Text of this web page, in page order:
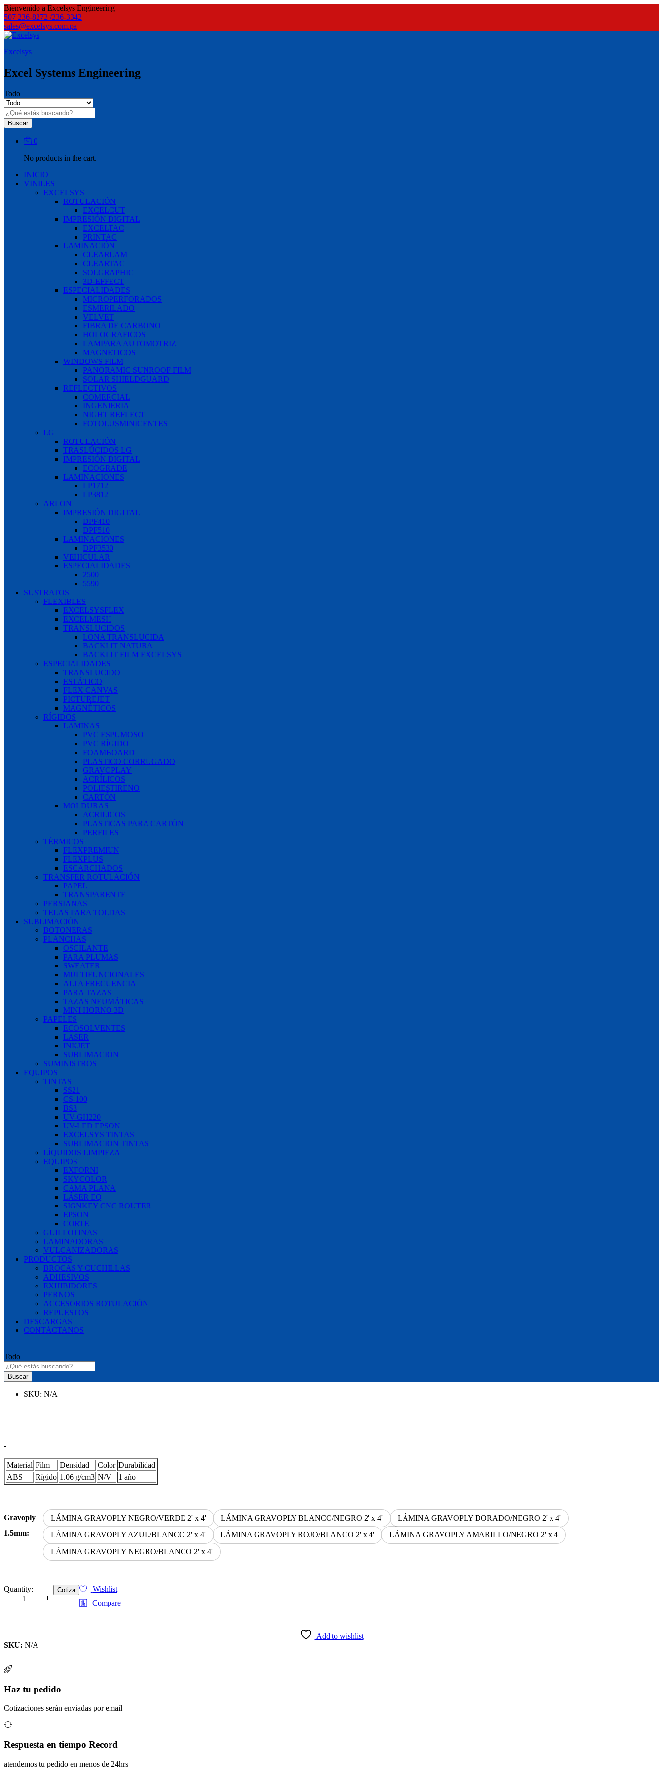
Bienvenido a Excelsys Engineering
507 236-8272 /236-3342
sales@excelsys.com.pa
Excelsys
Excel Systems Engineering
Todo
Buscar
0
No products in the cart.
INICIO
VINILES
EXCELSYS
ROTULACIÓN
EXCELCUT
IMPRESIÓN DIGITAL
EXCELTAC
PRINTAC
LAMINACIÓN
CLEARLAM
CLEARTAC
SOLGRAPHIC
3D-EFFECT
ESPECIALIDADES
MICROPERFORADOS
ESMERILADO
VELVET
FIBRA DE CARBONO
HOLOGRAFICOS
LAMPARA AUTOMOTRIZ
MAGNETICOS
WINDOWS FILM
PANORAMIC SUNROOF FILM
SOLAR SHIELDGUARD
REFLECTIVOS
COMERCIAL
INGENIERIA
NIGHT REFLECT
FOTOLUSMINICENTES
LG
ROTULACIÓN
TRASLÚCIDOS LG
IMPRESIÓN DIGITAL
ECOGRADE
LAMINACIONES
LP1712
LP3812
ARLON
IMPRESIÓN DIGITAL
DPF410
DPF510
LAMINACIONES
DPF3530
VEHICULAR
ESPECIALIDADES
2500
5590
SUSTRATOS
FLEXIBLES
EXCELSYSFLEX
EXCELMESH
TRANSLUCIDOS
LONA TRANSLUCIDA
BACKLIT NATURA
BACKLIT FILM EXCELSYS
ESPECIALIDADES
TRANSLUCIDO
ESTÁTICO
FLEX CANVAS
PICTUREJET
MAGNÉTICOS
RÍGIDOS
LAMINAS
PVC ESPUMOSO
PVC RÍGIDO
FOAMBOARD
PLASTICO CORRUGADO
GRAVOPLAY
ACRÍLICOS
POLIESTIRENO
CARTÓN
MOLDURAS
ACRILICOS
PLASTICAS PARA CARTÓN
PERFILES
TÉRMICOS
FLEXPREMIUN
FLEXPLUS
ESCARCHADOS
TRANSFER ROTULACIÓN
PAPEL
TRANSPARENTE
PERSIANAS
TELAS PARA TOLDAS
SUBLIMACIÓN
BOTONERAS
PLANCHAS
OSCILANTE
PARA PLUMAS
SWEATER
MULTIFUNCIONALES
ALTA FRECUENCIA
PARA TAZAS
TAZAS NEUMÁTICAS
MINI HORNO 3D
PAPELES
ECOSOLVENTES
LASER
INKJET
SUBLIMACIÓN
SUMINISTROS
EQUIPOS
TINTAS
SS21
CS-100
BS3
UV-GH220
UV-LED EPSON
EXCELSYS TINTAS
SUBLIMACIÓN TINTAS
LÍQUIDOS LIMPIEZA
EQUIPOS
EXFORNI
SKYCOLOR
CAMA PLANA
LÁSER EQ
SIGNKEY CNC ROUTER
EPSON
CORTE
GUILLOTINAS
LAMINADORAS
VULCANIZADORAS
PRODUCTOS
BROCAS Y CUCHILLAS
ADHESIVOS
EXHIBIDORES
PERNOS
ACCESORIOS ROTULACIÓN
REPUESTOS
DESCARGAS
CONTÁCTANOS
Todo
Buscar
SKU: N/A
-Rango
precios:
desde
$0.00
Material Film Densidad Color Durabilidad
ABS
Rígido 1.06 g/cm3 N/V 1 año
Gravoply
1.5mm:
LÁMINA GRAVOPLY NEGRO/VERDE 2' x 4' LÁMINA GRAVOPLY BLANCO/NEGRO 2' x 4'
LÁMINA GRAVOPLY DORADO/NEGRO 2' x 4'
LÁMINA GRAVOPLY AZUL/BLANCO 2' x 4'
LÁMINA GRAVOPLY ROJO/BLANCO 2' x 4'
LÁMINA GRAVOPLY AMARILLO/NEGRO 2' x 4
LÁMINA GRAVOPLY NEGRO/BLANCO 2' x 4'
LÁMINAS
DE
GRAVOPLY
Quantity: Cotiza
Wishlist
Compare
Add to wishlist
SKU: N/A
Haz tu pedido
Cotizaciones serán enviadas por email
Respuesta en tiempo Record
atendemos tu pedido en menos de 24hrs